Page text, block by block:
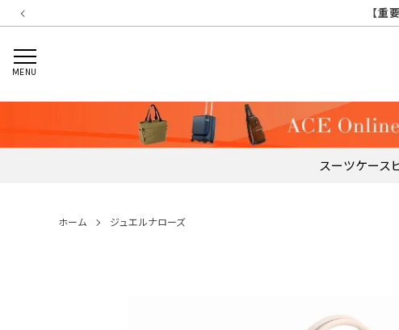
【
【重
MENU
スーツケース
ホーム ジュエルナローズ